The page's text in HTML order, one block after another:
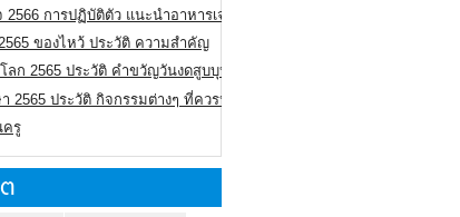
2566 การปฏิบัติตัว แนะนำอาหารเจ
ของไหว้ ประวัติ ความสำคัญ
ลก 2565 ประวัติ คำขวัญวันงดสูบบุหรี่โลก
2565 ประวัติ กิจกรรมต่างๆ ที่ควรปฏิบัติ
ครู